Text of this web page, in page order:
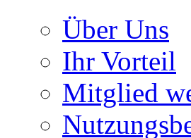
Über Uns
Ihr Vorteil
Mitglied